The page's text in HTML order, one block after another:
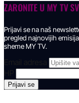
ZARONITE U MY TV
Prijavi se na naš
pregled najnovijih
sheme MY TV.
Email adresa